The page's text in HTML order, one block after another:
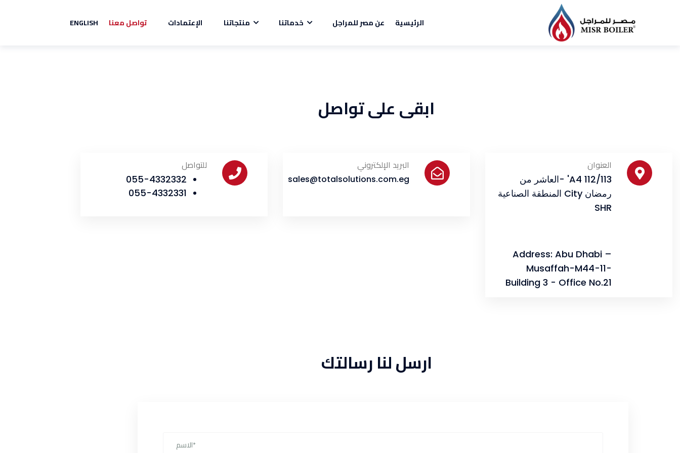
الرئيسية عن مصر للمراجل خدماتنا منتجاتنا الإعتمادات تواصل معنا ENGLISH
ابقى على تواصل
العنوان
112/113 A4' -العاشر من
Address: Abu Dhabi –
Musaffah-M44-11-
Building 3 - Office No.21
البريد الإلكتروني
sales@totalsolutions.com.eg
للتواصل
055-4332332
055-4332331
ارسل لنا رسالتك